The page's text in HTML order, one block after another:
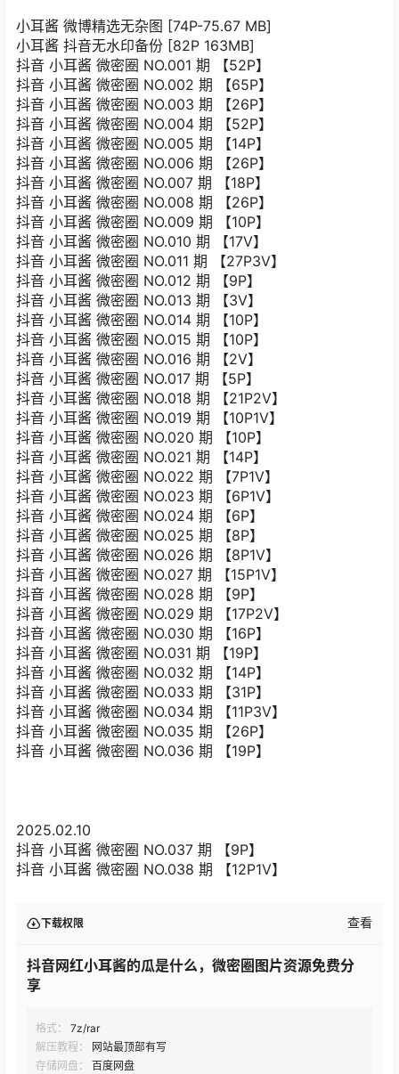
小耳酱 微博精选无杂图 [74P-75.67 MB]
小耳酱 抖音无水印备份 [82P 163MB]
抖音 小耳酱 微密圈 NO.001 期 【52P】
抖音 小耳酱 微密圈 NO.002 期 【65P】
抖音 小耳酱 微密圈 NO.003 期 【26P】
抖音 小耳酱 微密圈 NO.004 期 【52P】
抖音 小耳酱 微密圈 NO.005 期 【14P】
抖音 小耳酱 微密圈 NO.006 期 【26P】
抖音 小耳酱 微密圈 NO.007 期 【18P】
抖音 小耳酱 微密圈 NO.008 期 【26P】
抖音 小耳酱 微密圈 NO.009 期 【10P】
抖音 小耳酱 微密圈 NO.010 期 【17V】
抖音 小耳酱 微密圈 NO.011 期 【27P3V】
抖音 小耳酱 微密圈 NO.012 期 【9P】
抖音 小耳酱 微密圈 NO.013 期 【3V】
抖音 小耳酱 微密圈 NO.014 期 【10P】
抖音 小耳酱 微密圈 NO.015 期 【10P】
抖音 小耳酱 微密圈 NO.016 期 【2V】
抖音 小耳酱 微密圈 NO.017 期 【5P】
抖音 小耳酱 微密圈 NO.018 期 【21P2V】
抖音 小耳酱 微密圈 NO.019 期 【10P1V】
抖音 小耳酱 微密圈 NO.020 期 【10P】
抖音 小耳酱 微密圈 NO.021 期 【14P】
抖音 小耳酱 微密圈 NO.022 期 【7P1V】
抖音 小耳酱 微密圈 NO.023 期 【6P1V】
抖音 小耳酱 微密圈 NO.024 期 【6P】
抖音 小耳酱 微密圈 NO.025 期 【8P】
抖音 小耳酱 微密圈 NO.026 期 【8P1V】
抖音 小耳酱 微密圈 NO.027 期 【15P1V】
抖音 小耳酱 微密圈 NO.028 期 【9P】
抖音 小耳酱 微密圈 NO.029 期 【17P2V】
抖音 小耳酱 微密圈 NO.030 期 【16P】
抖音 小耳酱 微密圈 NO.031 期 【19P】
抖音 小耳酱 微密圈 NO.032 期 【14P】
抖音 小耳酱 微密圈 NO.033 期 【31P】
抖音 小耳酱 微密圈 NO.034 期 【11P3V】
抖音 小耳酱 微密圈 NO.035 期 【26P】
抖音 小耳酱 微密圈 NO.036 期 【19P】
2025.02.10
抖音 小耳酱 微密圈 NO.037 期 【9P】
抖音 小耳酱 微密圈 NO.038 期 【12P1V】
下载权限 查看
抖音网红小耳酱的瓜是什么，微密圈图片资源免费分
享
格式：
7z/rar
解压教程：
网站最顶部有写
存储网盘：
百度网盘